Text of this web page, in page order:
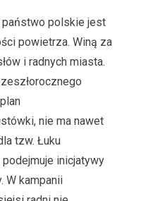
państwo polskie jest
powietrza. Winą za
i radnych miasta.
nie ma nawet
tzw. Łuku
inicjatywy
W kampanii